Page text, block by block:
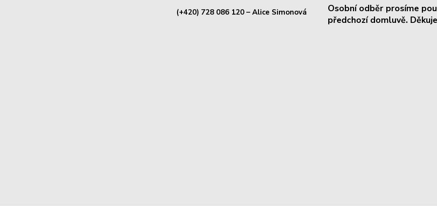
(+420) 728 086 120 – Alice Simonová
Osobní odběr prosíme
předchozí domluvě.